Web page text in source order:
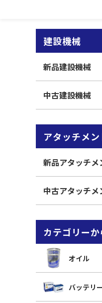
建設機械
新品建設機械
中古建設機械
アタッチメン
新品アタッチメ
中古アタッチメ
カテゴリーか
オイル
バッテリ